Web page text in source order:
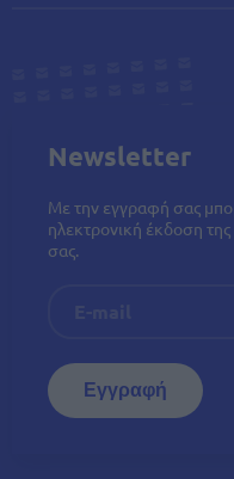
Newsletter
Με την εγγραφή σας
ηλεκτρονική έκδοση
σας.